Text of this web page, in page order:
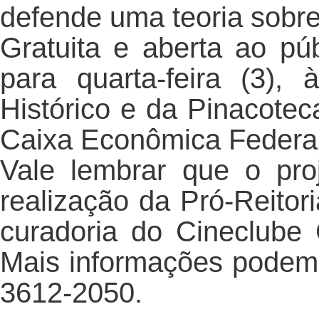
defende uma teoria
Gratuita e aberta ao
para quarta-feira (3),
Histórico e da
Caixa Econômica
Vale lembrar que o
realização da Pró-
curadoria do
Mais informações
3612-2050.